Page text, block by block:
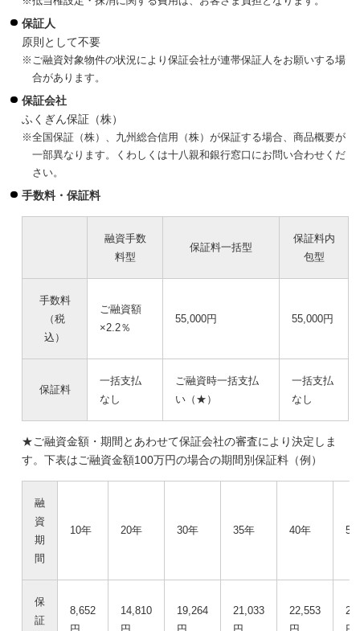
保証人
原則として不要
※ご融資対象物件の状況により保証会社が連帯保証人をお願いする場
合があります。
保証会社
ふくぎん保証（株）
※全国保証（株）、九州総合信用（株）が保証する場合、商品概要が
一部異なります。くわしくは十八親和銀行窓口にお問い合わせくだ
さい。
手数料・保証料
融資手数
料型
保証料一括型
保証料内
包型
手数料
（税
込）
ご融資額
×2.2％
55,000円 55,000円
保証料
一括支払
なし
ご融資時一括支払
い（★）
一括支払
なし
★ご融資金額・期間とあわせて保証会社の審査により決定しま
す。下表はご融資金額100万円の場合の期間別保証料（例）
融
資
期
間
10年 20年 30年 35年 40年 50
保
証
8,652
14,810
19,264
21,033
22,553